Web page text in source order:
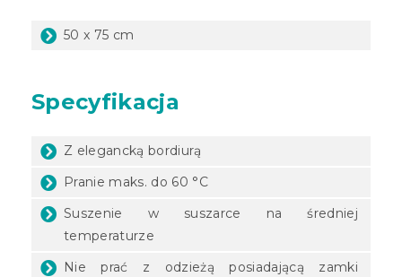
50 x 75 cm
Specyfikacja
Z elegancką bordiurą
Pranie maks. do 60 °C
Suszenie w suszarce na średniej
temperaturze
Nie prać z odzieżą posiadającą zamki